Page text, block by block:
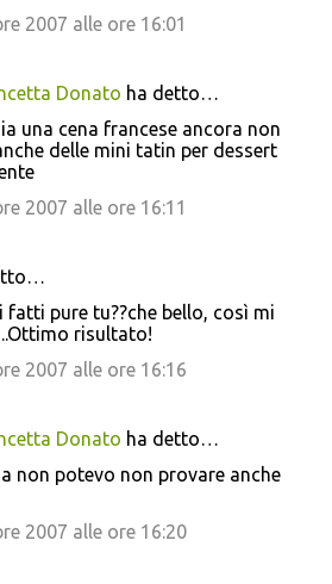
2007 alle ore 16:01
Donato ha detto…
una cena francese ancora non
delle mini tatin per dessert
2007 alle ore 16:11
fatti pure tu??che bello, così mi
risultato!
2007 alle ore 16:16
Donato ha detto…
non potevo non provare anche
2007 alle ore 16:20